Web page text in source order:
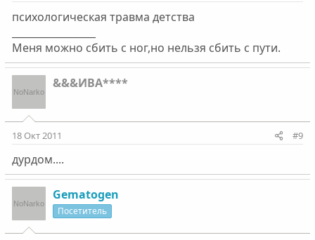
психологическая травма детства
Меня можно сбить с ног,но нельзя сбить с пути.
&&&ИВА****
18 Окт 2011 #9
дурдом....
Gematogen
Посетитель